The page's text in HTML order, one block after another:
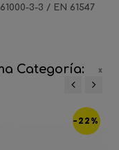
3-3 / EN 61547
Categoría:
-22%